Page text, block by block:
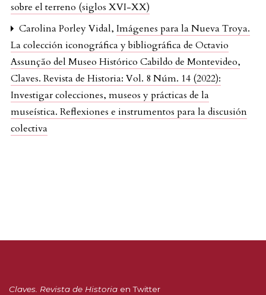
sobre el terreno (siglos XVI-XX)
Carolina Porley Vidal, Imágenes para la Nueva Troya.
La colección iconográfica y bibliográfica de Octavio
Assunção del Museo Histórico Cabildo de Montevideo,
Claves. Revista de Historia: Vol. 8 Núm. 14 (2022):
Investigar colecciones, museos y prácticas de la
museística. Reflexiones e instrumentos para la discusión
colectiva
Claves. Revista de Historia en Twitter